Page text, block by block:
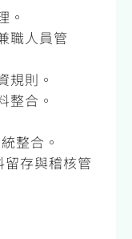
。
職人員管
規則。
整合。
整合。
留存與稽核管